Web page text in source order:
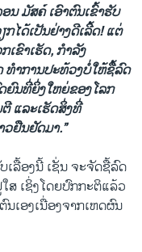
ອນ ມັສຄ໌ ເອົາຕົນເຂົ້າຮັບ
ໄດ້ເປັນຢ່າງດີເລີ້ດ! ແຕ່
ຂົາເຮັດ, ກຳລັງ
ທຳການປະທ້ວງບໍ່ໃຫ້ຊື້ລົດ
ຍົນທີ່ຍິ່ງໃຫຍ່ຂອງໂລກ
ແລະເຮັດສິ່ງທີ່
ຢືນຢັດມາ.”
ເລື້ອງນີ້ ເຊັ່ນ ຈະຈັດຊື້ລົດ
ສ ເຊິ່ງໂດຍປົກກະຕິແລ້ວ
ເອງເນື່ອງຈາກເຫດຜົນ